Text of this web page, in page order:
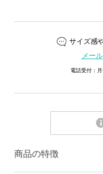
サイズ感
メール
電話受付：
商品の特徴